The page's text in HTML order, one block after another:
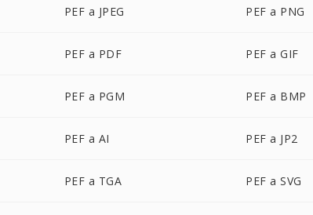
PEF a JPEG PEF a PNG
PEF a PDF PEF a GIF
PEF a PGM PEF a BMP
PEF a AI PEF a JP2
PEF a TGA PEF a SVG